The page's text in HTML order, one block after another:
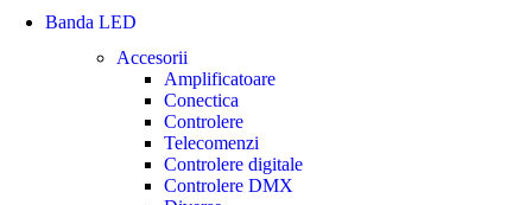
Banda LED
Accesorii
Amplificatoare
Conectica
Controlere
Telecomenzi
Controlere digitale
Controlere DMX